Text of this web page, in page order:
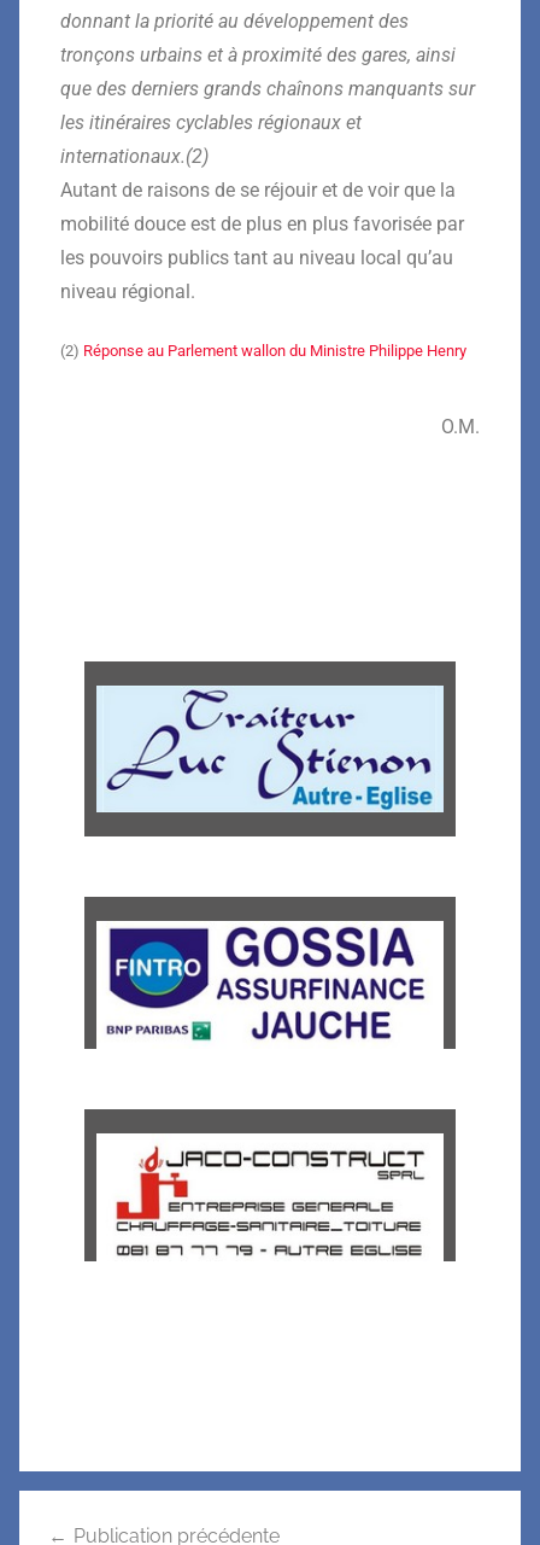
donnant la priorité au développement des
tronçons urbains et à proximité des gares, ainsi
que des derniers grands chaînons manquants sur
les itinéraires cyclables régionaux et
internationaux.(2)
Autant de raisons de se réjouir et de voir que la
mobilité douce est de plus en plus favorisée par
les pouvoirs publics tant au niveau local qu’au
niveau régional.
(2) Réponse au Parlement wallon du Ministre Philippe Henry
O.M.
Publication précédente